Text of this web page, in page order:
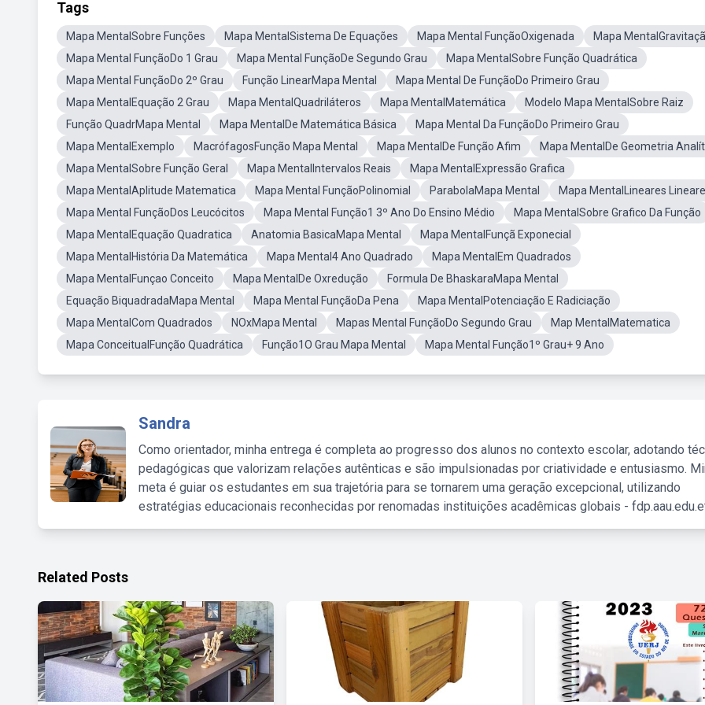
Tags
Mapa MentalSobre Funções Mapa MentalSistema De Equações Mapa Mental FunçãoOxigenada
Mapa
Mapa Mental FunçãoDo 1 Grau
Mapa Mental FunçãoDe Segundo Grau
Mapa MentalSobre Função Quadrática
Mapa Mental FunçãoDo 2º Grau
Função LinearMapa Mental
Mapa Mental De FunçãoDo Primeiro Grau
Mapa MentalEquação 2 Grau
Mapa MentalQuadriláteros Mapa MentalMatemática
Modelo Mapa MentalSobre Raiz
Função QuadrMapa Mental
Mapa MentalDe Matemática Básica
Mapa Mental Da FunçãoDo Primeiro Grau
Mapa MentalExemplo
MacrófagosFunção Mapa Mental Mapa MentalDe Função Afim
Mapa MentalDe Geometria
Mapa MentalSobre Função Geral
Mapa MentalIntervalos Reais
Mapa MentalExpressão Grafica
Mapa MentalAplitude Matematica
Mapa Mental FunçãoPolinomial ParabolaMapa Mental
Mapa MentalLineares
Mapa Mental FunçãoDos Leucócitos
Mapa Mental Função1 3º Ano Do Ensino Médio
Mapa MentalSobre Grafico Da Função
Mapa MentalEquação Quadratica
Anatomia BasicaMapa Mental
Mapa MentalFunçã Exponecial
Mapa MentalHistória Da Matemática
Mapa Mental4 Ano Quadrado
Mapa MentalEm Quadrados
Mapa MentalFunçao Conceito
Mapa MentalDe Oxredução
Formula De BhaskaraMapa Mental
Equação BiquadradaMapa Mental
Mapa Mental FunçãoDa Pena
Mapa MentalPotenciação E Radiciação
Mapa MentalCom Quadrados
NOxMapa Mental Mapas Mental FunçãoDo Segundo Grau
Map MentalMatematica
Mapa ConceitualFunção Quadrática
Função1O Grau Mapa Mental Mapa Mental Função1º Grau+ 9 Ano
Sandra
Como orientador, minha entrega é completa ao progresso dos alunos no contexto escolar, adotando
pedagógicas que valorizam relações autênticas e são impulsionadas por criatividade e entusiasmo.
meta é guiar os estudantes em sua trajetória para se tornarem uma geração excepcional, utilizando
estratégias educacionais reconhecidas por renomadas instituições acadêmicas globais -
Related Posts